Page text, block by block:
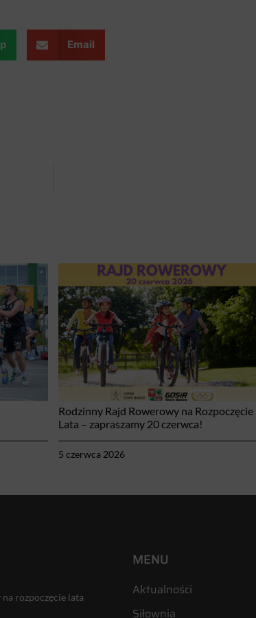
Email
Rodzinny Rajd Rowerowy na Rozpoczęcie
Lata – zapraszamy 20 czerwca!
5 czerwca 2026
rozpoczęcie lata
MENU
Aktualności
Siłownia